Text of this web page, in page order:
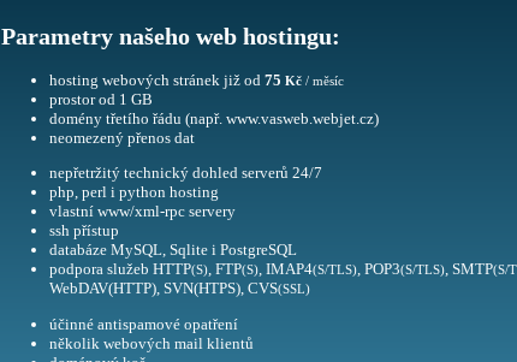
Parametry našeho web hostingu:
hosting webových stránek již od 75 Kč / měsíc
prostor od 1 GB
domény třetího řádu (např. www.vasweb.webjet.cz)
neomezený přenos dat
nepřetržitý technický dohled serverů 24/7
php, perl i python hosting
vlastní www/xml-rpc servery
ssh přístup
databáze MySQL, Sqlite i PostgreSQL
podpora služeb HTTP(S), FTP(S), IMAP4(S/TLS), POP3(S/TLS), SMTP(S/
WebDAV(HTTP), SVN(HTPS), CVS(SSL)
účinné antispamové opatření
několik webových mail klientů